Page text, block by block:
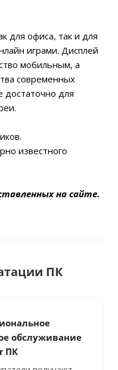
для офиса, так и для
играми. Дисплей
мобильным, а
современных
для
известного
на сайте.
ПК
обслуживание
ПК